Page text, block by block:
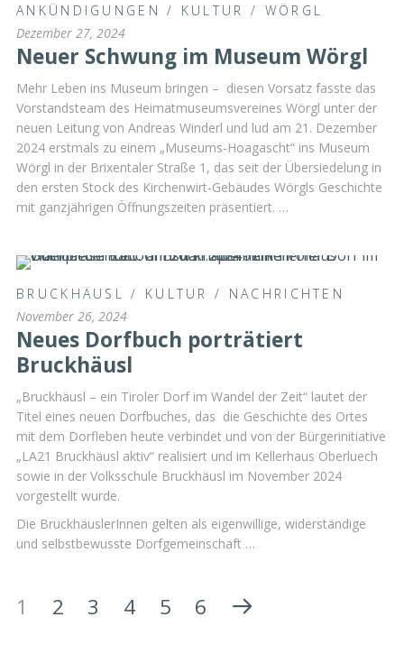
ANKÜNDIGUNGEN / KULTUR / WÖRGL
Dezember 27, 2024
Neuer Schwung im Museum Wörgl
Mehr Leben ins Museum bringen – diesen Vorsatz fasste das
Vorstandsteam des Heimatmuseumsvereines Wörgl unter der
neuen Leitung von Andreas Winderl und lud am 21. Dezember
2024 erstmals zu einem „Museums-Hoagascht“ ins Museum
Wörgl in der Brixentaler Straße 1, das seit der Übersiedelung in
den ersten Stock des Kirchenwirt-Gebäudes Wörgls Geschichte
mit ganzjährigen Öffnungszeiten präsentiert. …
BRUCKHÄUSL / KULTUR / NACHRICHTEN
November 26, 2024
Neues Dorfbuch porträtiert
Bruckhäusl
„Bruckhäusl – ein Tiroler Dorf im Wandel der Zeit“ lautet der
Titel eines neuen Dorfbuches, das die Geschichte des Ortes
mit dem Dorfleben heute verbindet und von der Bürgerinitiative
„LA21 Bruckhäusl aktiv“ realisiert und im Kellerhaus Oberluech
sowie in der Volksschule Bruckhäusl im November 2024
vorgestellt wurde.
Die BruckhäuslerInnen gelten als eigenwillige, widerständige
und selbstbewusste Dorfgemeinschaft …
1 2 3 4 5 6